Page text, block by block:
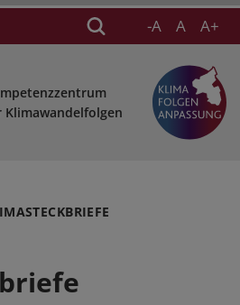
-A A A+
Klimawandelfolgen